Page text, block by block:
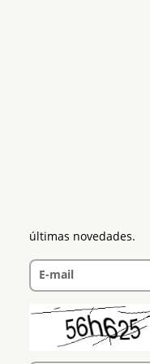
últimas novedades.
E-mail